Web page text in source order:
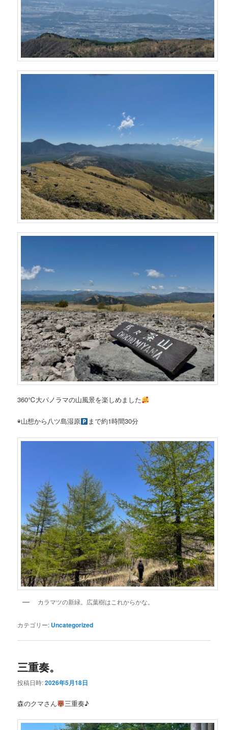
360℃大パノラマの山風景を楽しめました
◉山想から八ツ島湿原 まで約1時間30分
カラマツの新緑。広葉樹はこれからかな。
カテゴリー: Uncategorized
三重奏。
投稿日時:2026年5月18日
森のクマさん 三重奏♪